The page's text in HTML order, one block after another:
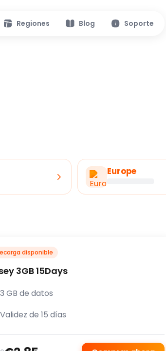
Regiones Blog Soporte
Europe
disponible
3GB 15Days
3 GB de datos
Validez de 15 días